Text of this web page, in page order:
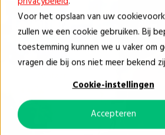
Voor het opslaan van uw
zullen we een cookie gebruiken. Bij
toestemming kunnen we u vaker om
vragen die bij ons niet meer bekend
Cookie-instellingen
Accepteren
EN